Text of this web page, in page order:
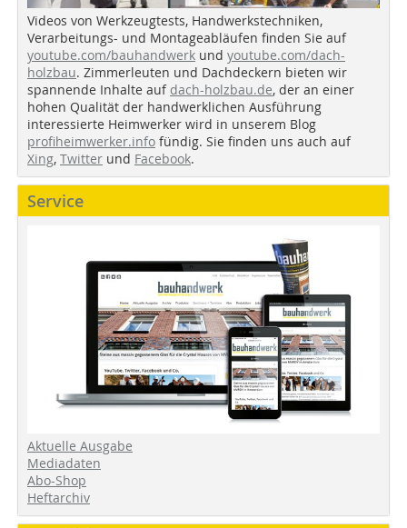
Videos von Werkzeugtests, Handwerkstechniken,
Verarbeitungs- und Montageabläufen finden Sie auf
youtube.com/bauhandwerk und youtube.com/dach-
holzbau. Zimmerleuten und Dachdeckern bieten wir
spannende Inhalte auf dach-holzbau.de, der an einer
hohen Qualität der handwerklichen Ausführung
interessierte Heimwerker wird in unserem Blog
profiheimwerker.info fündig. Sie finden uns auch auf
Xing, Twitter und Facebook.
Service
Aktuelle Ausgabe
Mediadaten
Abo-Shop
Heftarchiv